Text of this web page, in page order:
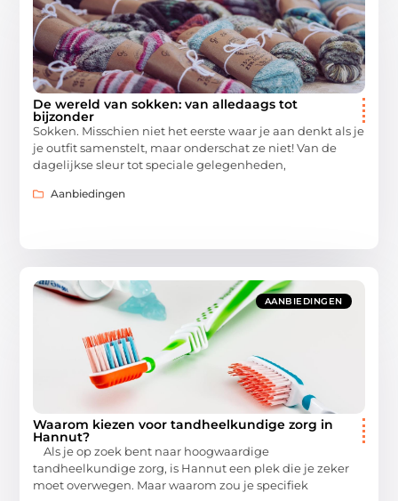
De wereld van sokken: van alledaags tot
bijzonder
Sokken. Misschien niet het eerste waar je aan denkt als je
je outfit samenstelt, maar onderschat ze niet! Van de
dagelijkse sleur tot speciale gelegenheden,
Aanbiedingen
AANBIEDINGEN
Waarom kiezen voor tandheelkundige zorg in
Hannut?
Als je op zoek bent naar hoogwaardige
tandheelkundige zorg, is Hannut een plek die je zeker
moet overwegen. Maar waarom zou je specifiek